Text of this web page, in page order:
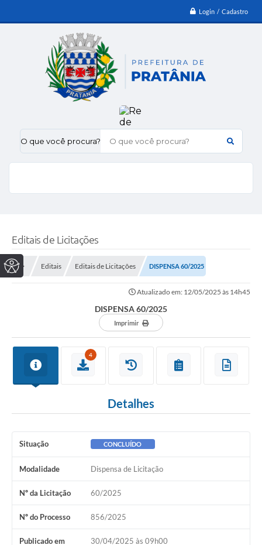
Login / Cadastro
O que você procura?
Editais de Licitações
Editais Editais de Licitações DISPENSA 60/2025
Atualizado em: 12/05/2025 às 14h45
DISPENSA 60/2025
Imprimir
4
Detalhes
Situação CONCLUÍDO
Modalidade Dispensa de Licitação
Nº da Licitação 60/2025
Nº do Processo 856/2025
Publicado em 30/04/2025 às 09h00